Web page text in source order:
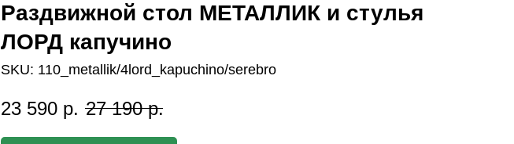
Раздвижной стол МЕТАЛЛИК и стулья
ЛОРД капучино
SKU: 110_metallik/4lord_kapuchino/serebro
23 590 р. 27 190 р.